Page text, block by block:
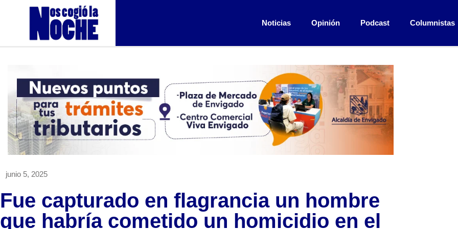
Noticias Opinión Podcast Columnistas
junio 5, 2025
Fue capturado en flagrancia un hombre
que habría cometido un homicidio en el